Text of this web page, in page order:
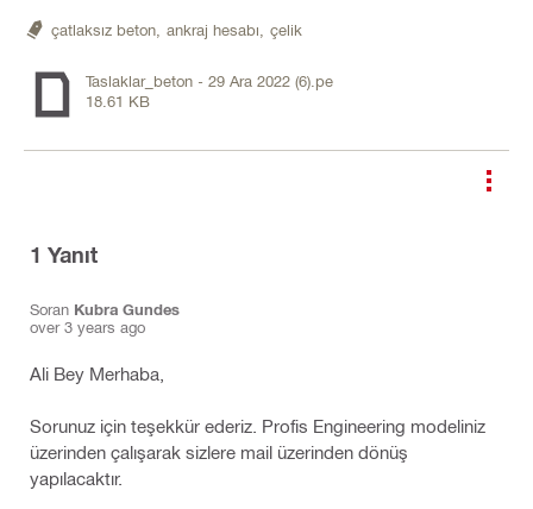
çatlaksız beton, ankraj hesabı, çelik
Taslaklar_beton - 29 Ara 2022 (6).pe
18.61 KB
1 Yanıt
Soran Kubra Gundes
over 3 years ago
Ali Bey Merhaba,
Sorunuz için teşekkür ederiz. Profis Engineering modeliniz
üzerinden çalışarak sizlere mail üzerinden dönüş
yapılacaktır.